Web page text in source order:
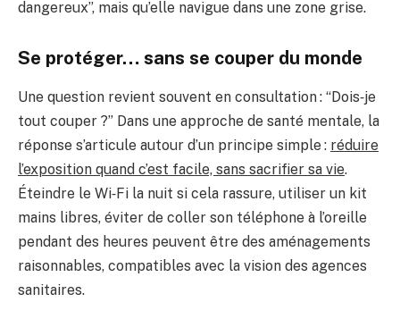
dangereux”, mais qu’elle navigue dans une zone grise.
Se protéger… sans se couper du monde
Une question revient souvent en consultation : “Dois‑je
tout couper ?” Dans une approche de santé mentale, la
réponse s’articule autour d’un principe simple : réduire
l’exposition quand c’est facile, sans sacrifier sa vie.
Éteindre le Wi‑Fi la nuit si cela rassure, utiliser un kit
mains libres, éviter de coller son téléphone à l’oreille
pendant des heures peuvent être des aménagements
raisonnables, compatibles avec la vision des agences
sanitaires.